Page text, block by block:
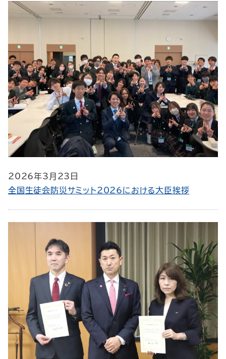
2026年3月23日
全国生徒会防災サミット2026における大臣挨拶